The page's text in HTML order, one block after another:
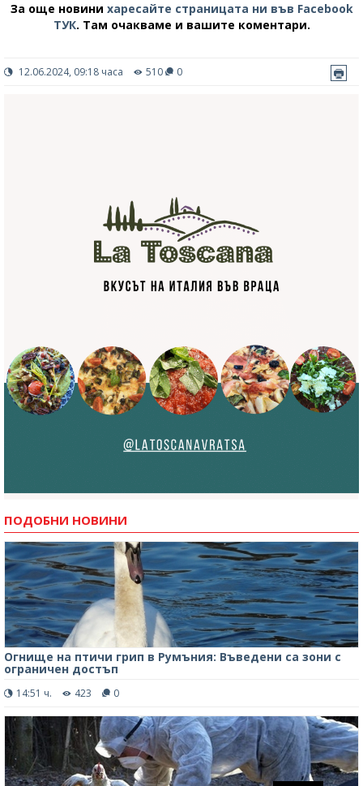
За още новини харесайте страницата ни във Facebook
ТУК. Там очакваме и вашите коментари.
12.06.2024, 09:18 часа 510 0
ПОДОБНИ НОВИНИ
Огнище на птичи грип в Румъния: Въведени са зони с
ограничен достъп
14:51 ч. 423 0